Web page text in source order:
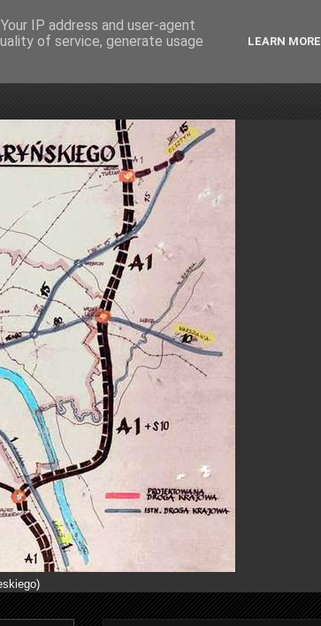
IP address and user-agent
of service, generate usage
LEARN MORE